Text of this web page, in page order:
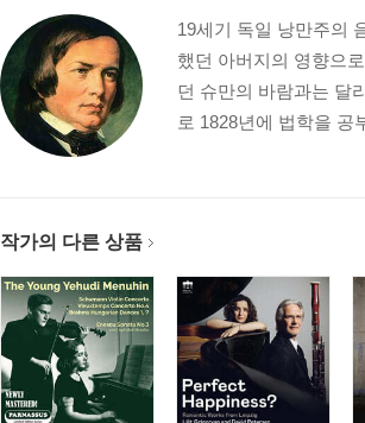
19세기 독일 낭만주의
했던 아버지의 영향으
던 슈만의 바람과는 달
로 1828년에 법학을 공
작가의 다른 상품